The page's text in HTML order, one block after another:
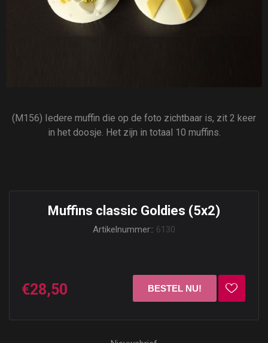
(M156) Iedere muffin die op de foto zichtbaar is, zit 2 keer
in het doosje. Het zijn in totaal 10 muffins.
Muffins classic Goldies (5x2)
Artikelnummer:: 6130
€28,50